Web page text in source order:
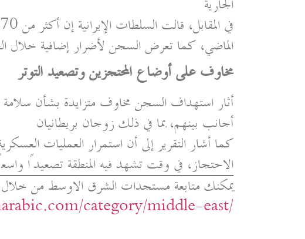
الماضي، كما تعرض السجن لأضرار إضافية خلال
مخاوف على أوضاع المحتجزين وتصعيد التوتر
أثار استهداف السجن مخاوف متزايدة بشأن
أجانب بينهم، بما في ذلك زوجان بريطانيان
كما أشار التقرير إلى أن استمرار العمليات
الاحتجاز، في وقت تشهد فيه المنطقة تصعيدًا
يمكنك متابعة مستجدات الشرق الاوسط من خلال
category/middle-east/